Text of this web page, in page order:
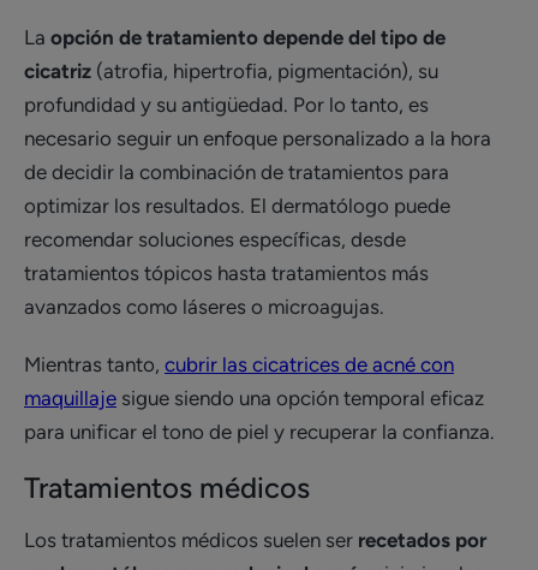
La opción de tratamiento depende del tipo de
cicatriz (atrofia, hipertrofia, pigmentación), su
profundidad y su antigüedad. Por lo tanto, es
necesario seguir un enfoque personalizado a la hora
de decidir la combinación de tratamientos para
optimizar los resultados. El dermatólogo puede
recomendar soluciones específicas, desde
tratamientos tópicos hasta tratamientos más
avanzados como láseres o microagujas.
Mientras tanto, cubrir las cicatrices de acné con
maquillaje sigue siendo una opción temporal eficaz
para unificar el tono de piel y recuperar la confianza.
Tratamientos médicos
Los tratamientos médicos suelen ser recetados por